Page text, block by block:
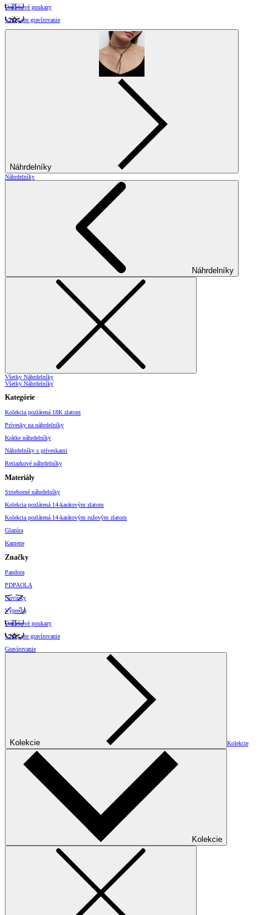
Darčekové poukazy
Vzory pre gravírovanie
Náhrdelníky
Náhrdelníky
Náhrdelníky
Všetky Náhrdelníky
Všetky Náhrdelníky
Kategórie
Kolekcia pozlátená 18K zlatom
Prívesky na náhrdelníky
Krátke náhrdelníky
Náhrdelníky s príveskami
Retiazkové náhrdelníky
Materiály
Strieborné náhrdelníky
Kolekcia pozlátená 14-karátovým zlatom
Kolekcia pozlátená 14-karátovým ružovým zlatom
Glazúra
Kamene
Značky
Pandora
PDPAOLA
Novinky
Výpredaj
Darčekové poukazy
Vzory pre gravírovanie
Gravírovanie
Kolekcie Kolekcie
Kolekcie